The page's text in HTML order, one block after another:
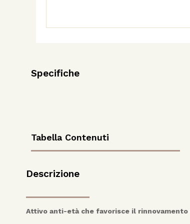
Specifiche
Tabella Contenuti
Descrizione
Attivo anti-età che favorisce il rinnovamento